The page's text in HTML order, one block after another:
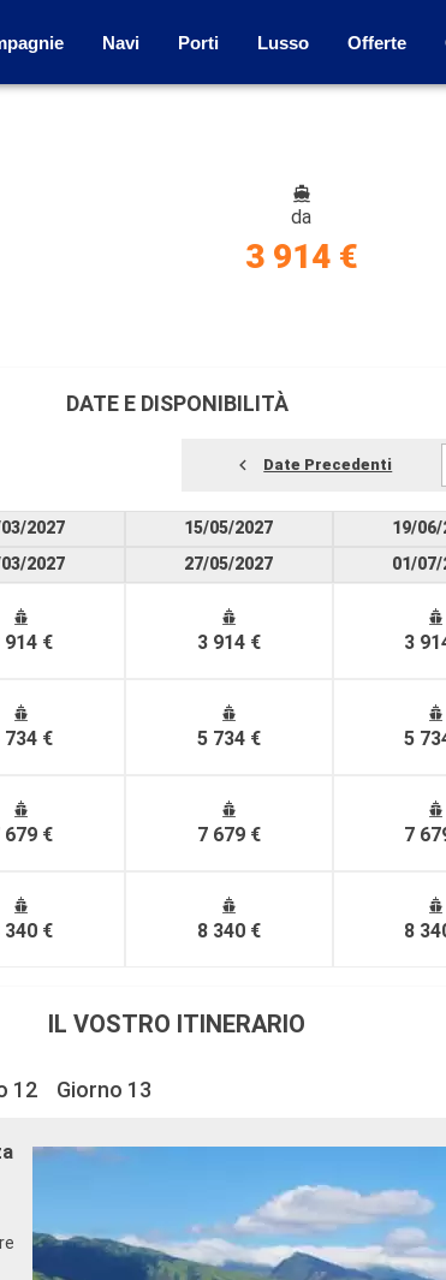
Navi Porti Lusso Offerte
da
3 914 €
DATE E DISPONIBILITÀ
Date Precedenti
2027
2027
914 €
734 €
679 €
340 €
15/05/2027
27/05/2027
3 914 €
5 734 €
7 679 €
8 340 €
19/06/
01/07/
3
5
7
8
IL VOSTRO ITINERARIO
12 Giorno 13